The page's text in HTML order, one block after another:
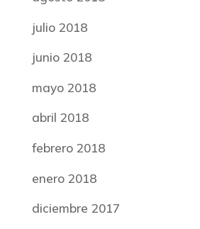
julio 2018
junio 2018
mayo 2018
abril 2018
febrero 2018
enero 2018
diciembre 2017